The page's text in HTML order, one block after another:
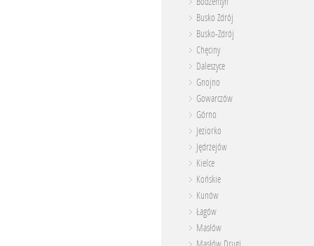
Busko Zdrój
Busko-Zdrój
Chęciny
Daleszyce
Gnojno
Gowarczów
Górno
Jeziorko
Jędrzejów
Kielce
Końskie
Kunów
Łagów
Masłów